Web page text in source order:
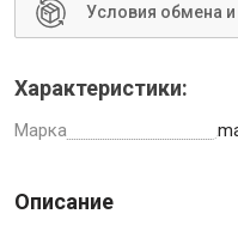
Условия обмена и
Характеристики:
Марка
Описание